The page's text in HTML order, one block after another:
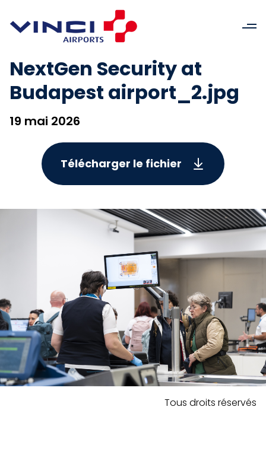
NextGen Security at
Budapest airport_2.jpg
19 mai 2026
Télécharger le fichier
Tous droits réservés